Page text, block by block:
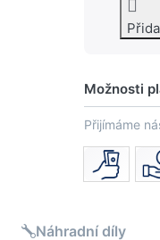
Možnosti
Přijímáme
Náhradní díly